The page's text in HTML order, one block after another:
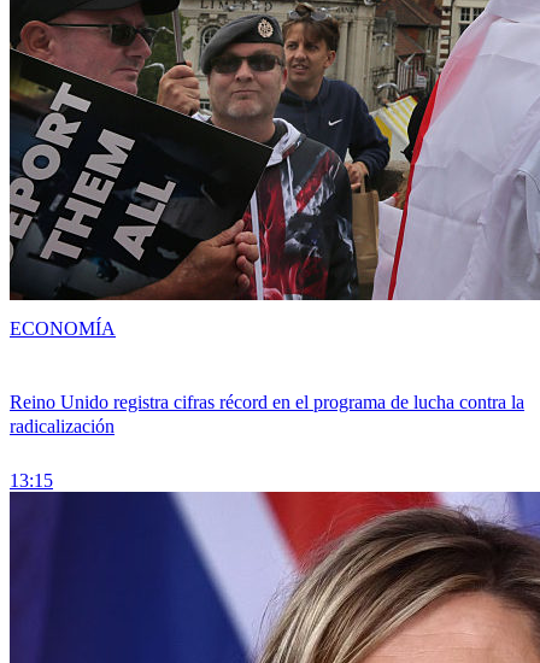
Reino Unido registra cifras récord en el programa de lucha contra la
radicalización
13:15
ECONOMÍA